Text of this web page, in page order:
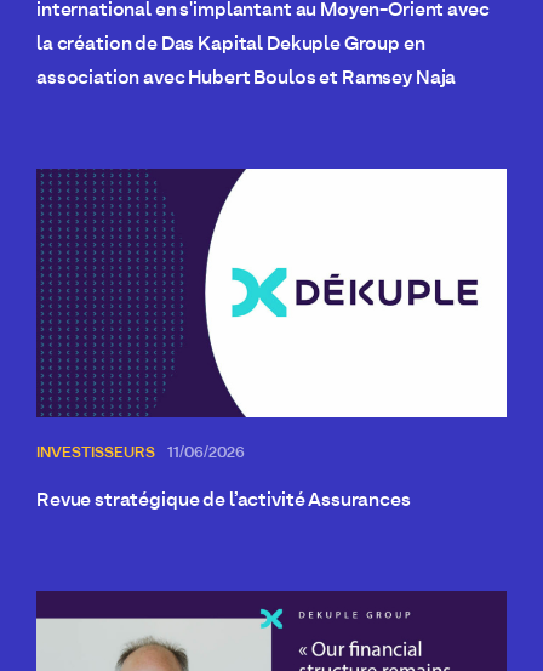
international en s'implantant au Moyen-Orient avec
la création de Das Kapital Dekuple Group en
association avec Hubert Boulos et Ramsey Naja
INVESTISSEURS 11/06/2026
Revue stratégique de l’activité Assurances